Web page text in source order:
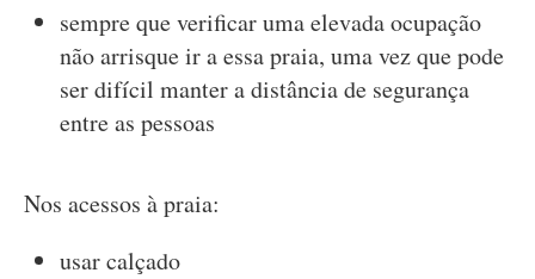
sempre que verificar uma elevada ocupação
não arrisque ir a essa praia, uma vez que pode
ser difícil manter a distância de segurança
entre as pessoas
Nos acessos à praia:
usar calçado